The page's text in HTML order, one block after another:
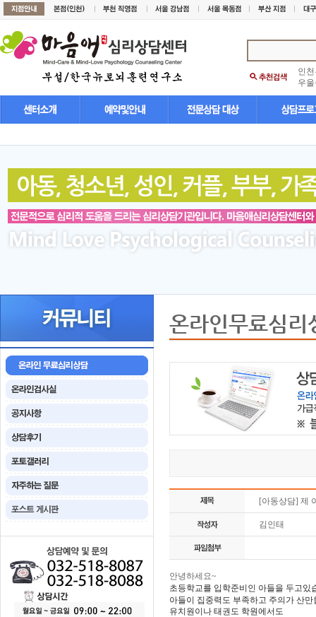
인
우
온라인무료심리
[아동상담] 제
김인태
안녕하세요~
초등학교를 입학준비인 아들을 두고있
아들이 집중력도 부족하고 주의가 산만
유치원이나 태권도 학원에서도